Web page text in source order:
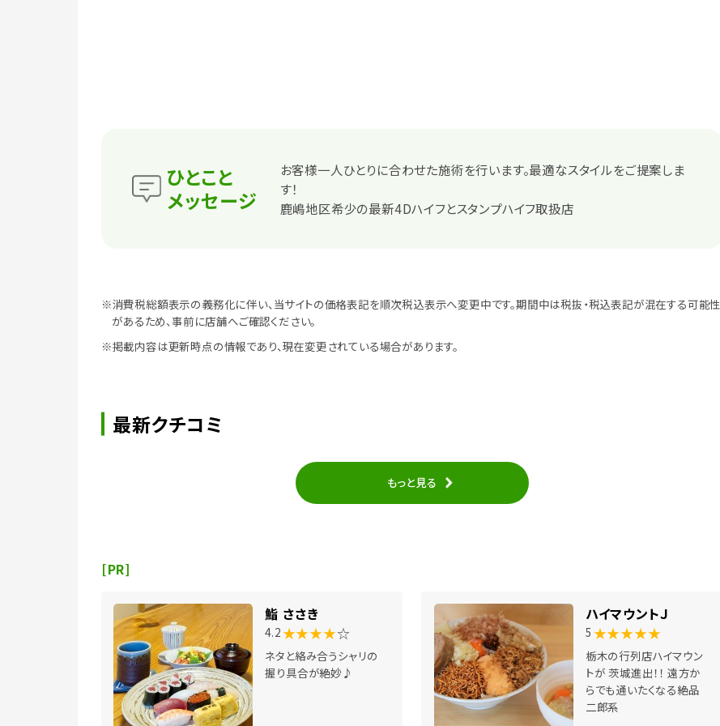
ひとこと
メッセージ
お客様一人ひとりに合わせた施術を行います。最適なスタイルをご提案しま
す！
鹿嶋地区希少の最新4Dハイフとスタンプハイフ取扱店
※消費税総額表示の義務化に伴い、当サイトの価格表記を順次税込表示へ変更中です。期間中は税抜・税込表記が混在する可能性
があるため、事前に店舗へご確認ください。
※掲載内容は更新時点の情報であり、現在変更されている場合があります。
最新クチコミ
もっと見る
[PR]
鮨 ささき
4.2 ★★★★☆
ネタと絡み合うシャリの
握り具合が絶妙♪
ハイマウントＪ
5 ★★★★★
栃木の行列店ハイマウン
トが 茨城進出！！ 遠方か
らでも通いたくなる絶品
二郎系